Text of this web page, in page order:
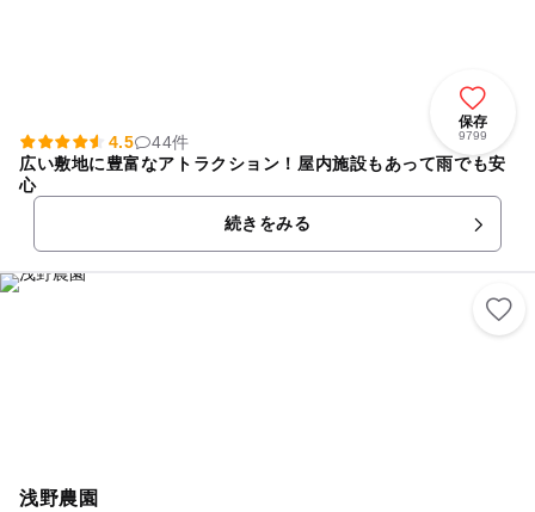
保存
9799
4.5
44件
広い敷地に豊富なアトラクション！屋内施設もあって雨でも安
心
続きをみる
浅野農園